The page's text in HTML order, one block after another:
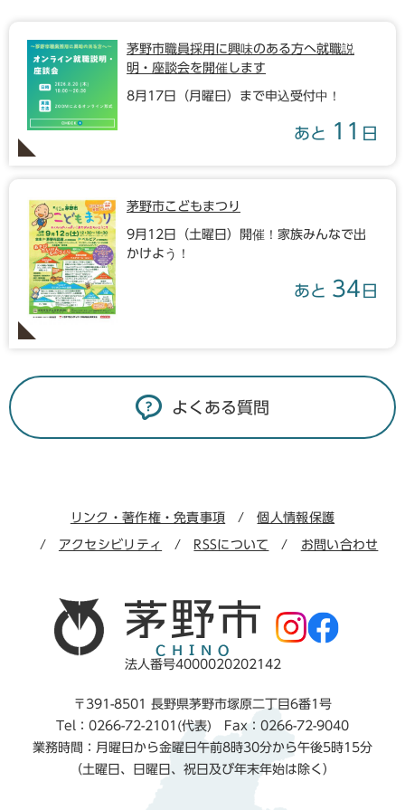
茅野市職員採用に興味のある方へ就職説
明・座談会を開催します
8月17日（月曜日）まで申込受付中！
あと 11 日
茅野市こどもまつり
9月12日（土曜日）開催！家族みんなで出
かけよう！
あと 34 日
よくある質問
リンク・著作権・免責事項 個人情報保護
アクセシビリティ RSSについて お問い合わせ
法人番号4000020202142
〒391-8501 長野県茅野市塚原二丁目6番1号
Tel：0266-72-2101(代表) Fax：0266-72-9040
業務時間：月曜日から金曜日午前8時30分から午後5時15分
（土曜日、日曜日、祝日及び年末年始は除く）